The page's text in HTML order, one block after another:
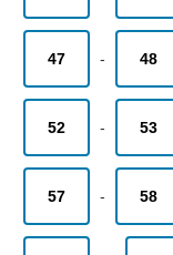
47 - 48
52 - 53
57 - 58